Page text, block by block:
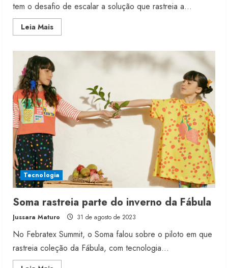
tem o desafio de escalar a solução que rastreia a...
Leia MaisRead
more
vanguarda
do
Tecnologia
Soma rastreia parte do inverno da Fábula
Jussara Maturo 31 de agosto de 2023
No Febratex Summit, o Soma falou sobre o piloto em que
rastreia coleção da Fábula, com tecnologia...
Moda vende US$63,7 bilhões em
produtos licenciados
3
Renata Caixeta assume Movimento
Sou de Algodão
5 de agosto de 2026